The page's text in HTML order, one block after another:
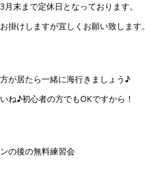
月末まで定休日となっております。
掛けしますが宜しくお願い致します。
が居たら一緒に海行きましょう♪
ね♪初心者の方でもOKですから！
の後の無料練習会